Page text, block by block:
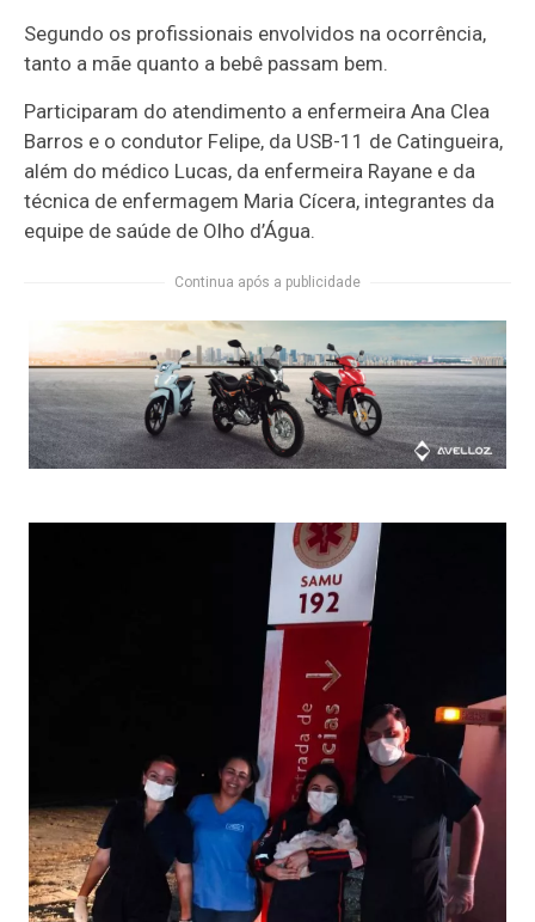
Segundo os profissionais envolvidos na ocorrência,
tanto a mãe quanto a bebê passam bem.
Participaram do atendimento a enfermeira Ana Clea
Barros e o condutor Felipe, da USB-11 de Catingueira,
além do médico Lucas, da enfermeira Rayane e da
técnica de enfermagem Maria Cícera, integrantes da
equipe de saúde de Olho d’Água.
Continua após a publicidade